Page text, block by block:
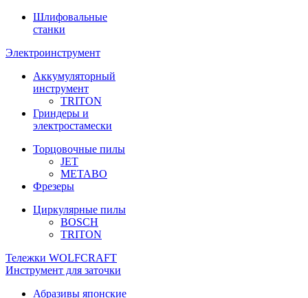
Шлифовальные
станки
Электроинструмент
Аккумуляторный
инструмент
TRITON
Гриндеры и
электростамески
Торцовочные пилы
JET
METABO
Фрезеры
Циркулярные пилы
BOSCH
TRITON
Тележки WOLFCRAFT
Инструмент для заточки
Абразивы японские